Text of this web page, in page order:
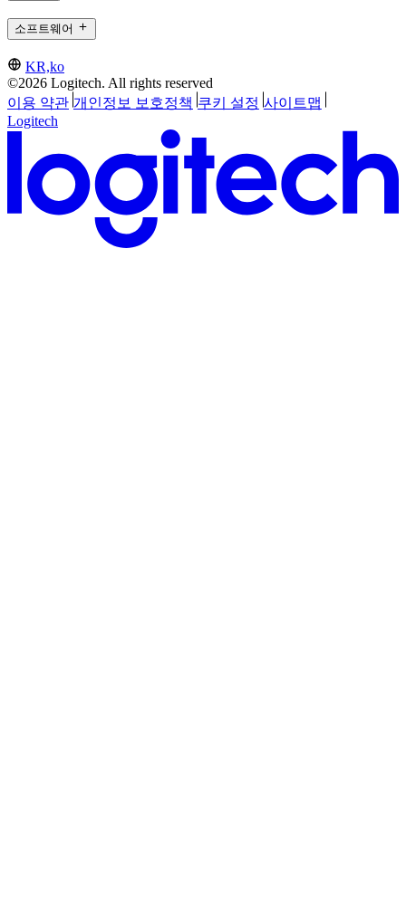
소프트웨어
KR,ko
©2026 Logitech. All rights reserved
이용 약관 개인정보 보호정책 쿠키 설정 사이트맵
Logitech